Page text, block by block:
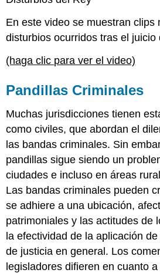
En este video se muestran clips
disturbios ocurridos tras el juicio
(haga clic para ver el video)
Pandillas Criminales
Muchas jurisdicciones tienen
como civiles, que abordan el
las bandas criminales. Sin
pandillas sigue siendo un
ciudades e incluso en áreas
Las bandas criminales pueden
se adhiere a una ubicación,
patrimoniales y las actitudes de
la efectividad de la aplicación
de justicia en general. Los
legisladores difieren en cuanto